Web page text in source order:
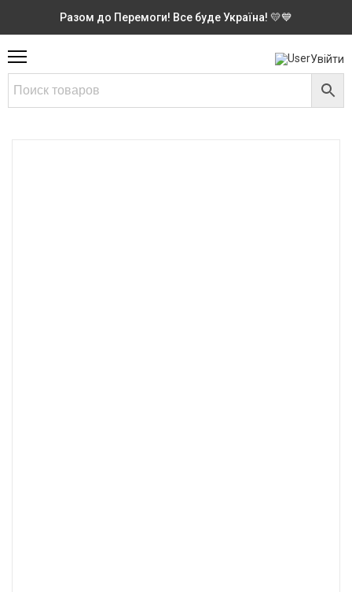
Разом до Перемоги! Все буде Україна! 💛💙
Увійти